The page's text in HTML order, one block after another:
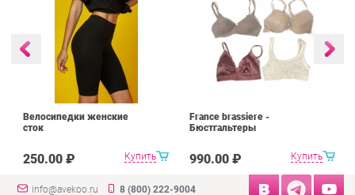
Купить
Велосипедки женские
сток
250.00 ₽ Купить
France brassiere -
Бюстгальтеры
990.00 ₽
info@avekoo.ru 8 (800) 222-9004